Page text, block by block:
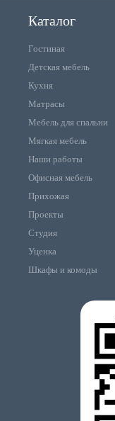
Каталог
Гостиная
Детская мебель
Кухня
Матрасы
Мебель для спальни
Мягкая мебель
Наши работы
Офисная мебель
Прихожая
Проекты
Студия
Уценка
Шкафы и комоды